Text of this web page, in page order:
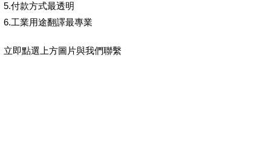
5.付款方式最透明
6.工業用途翻譯最專業
立即點選上方圖片與我們聯繫